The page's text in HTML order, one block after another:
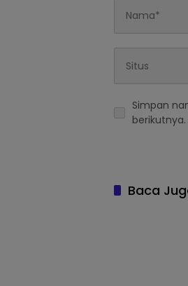
Simpan
berikutnya.
Baca